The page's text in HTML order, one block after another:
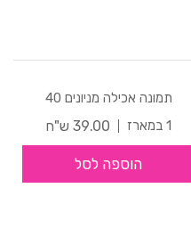
תמונה אכילה מניונים 40
1 במארז
39.00 ש"ח
הוספה לסל